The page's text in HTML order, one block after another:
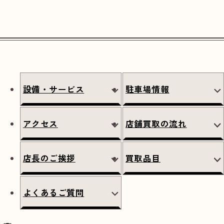
設備・サービス 駐車場情報
アクセス 店舗買取の流れ
店長のご挨拶 買取品目
よくあるご質問